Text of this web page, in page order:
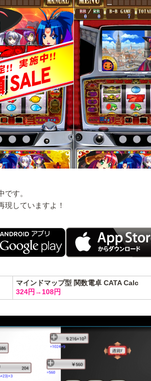
す。
現していますよ！
マインドマップ型 関数電卓 CATA Calc
324円→108円